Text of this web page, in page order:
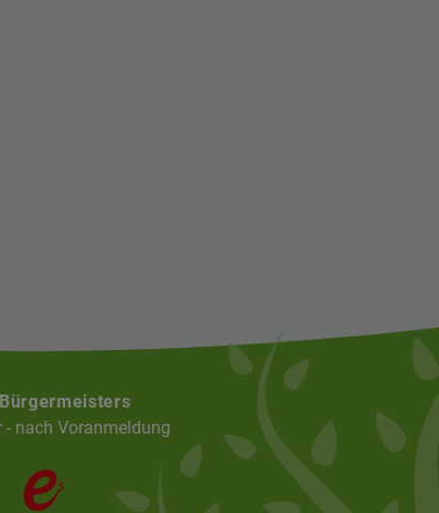
nach Voranmeldung